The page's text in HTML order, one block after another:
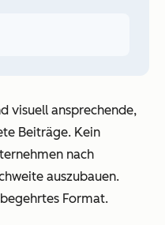
visuell ansprechende,
Beiträge. Kein
nach
auszubauen.
Format.